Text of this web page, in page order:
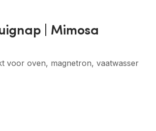
| Mimosa
voor oven, magnetron, vaatwasser